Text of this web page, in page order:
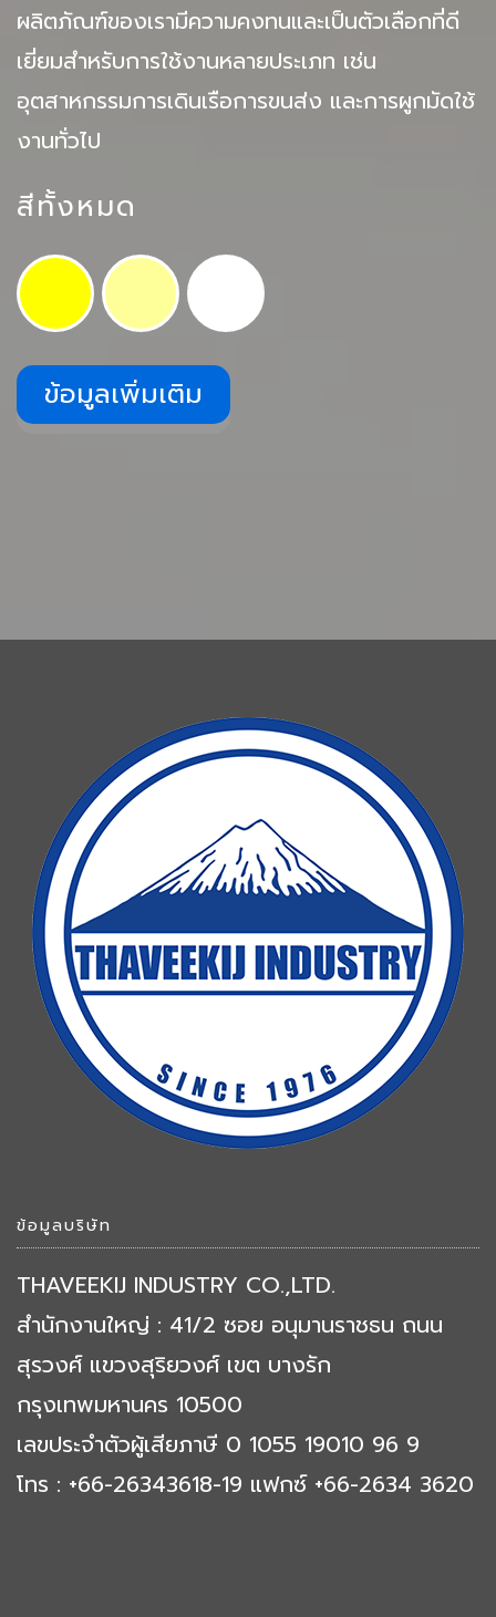
ผลิตภัณฑ์ของเรามีความคงทนและเป็นตัวเลือกที่ดี
เยี่ยมสำหรับการใช้งานหลายประเภท เช่น
อุตสาหกรรมการเดินเรือการขนส่ง และการผูกมัดใช้
งานทั่วไป
สีทั้งหมด
ข้อมูลเพิ่มเติม
ข้อมูลบริษัท
THAVEEKIJ INDUSTRY CO.,LTD.
สำนักงานใหญ่ : 41/2 ซอย อนุมานราชธน ถนน
สุรวงศ์ แขวงสุริยวงศ์ เขต บางรัก
กรุงเทพมหานคร 10500
เลขประจำตัวผู้เสียภาษี 0 1055 19010 96 9
โทร : +66-26343618-19 แฟกซ์ +66-2634 3620